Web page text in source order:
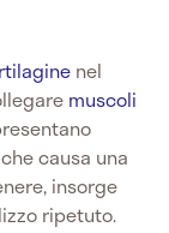
nel
muscoli
causa una
insorge
ripetuto.